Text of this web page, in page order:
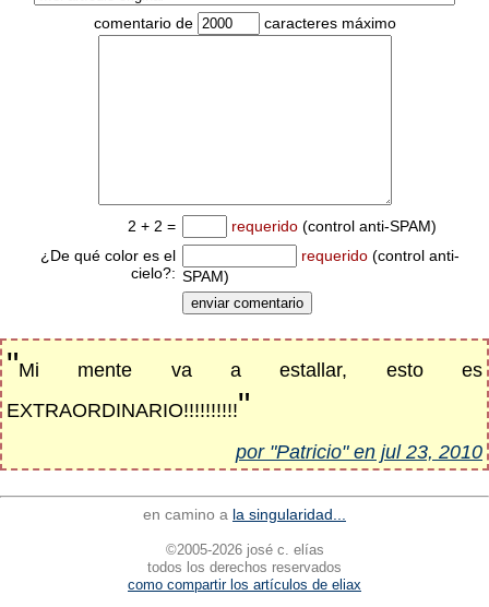
comentario de caracteres máximo
2 + 2 = requerido (control anti-SPAM)
¿De qué color es el
cielo?:
requerido (control anti-
SPAM)
"Mi mente va a estallar, esto es
EXTRAORDINARIO!!!!!!!!!!"
por "Patricio" en jul 23, 2010
en camino a la singularidad...
©2005-2026 josé c. elías
todos los derechos reservados
como compartir los artículos de eliax